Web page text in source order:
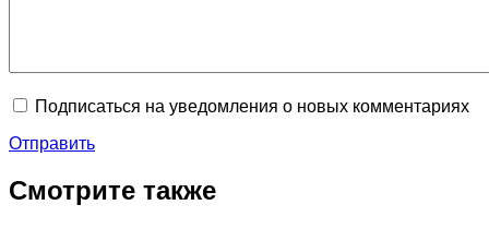
Подписаться на уведомления о новых комментариях
Отправить
Смотрите также